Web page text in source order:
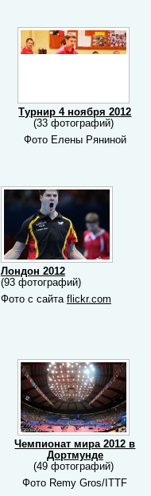
Турнир 4 ноября 2012
(33 фотографий)
Фото Елены Ряниной
Лондон 2012
(93 фотографий)
Фото с сайта flickr.com
Чемпионат мира 2012 в
Дортмунде
(49 фотографий)
Фото Remy Gros/ITTF